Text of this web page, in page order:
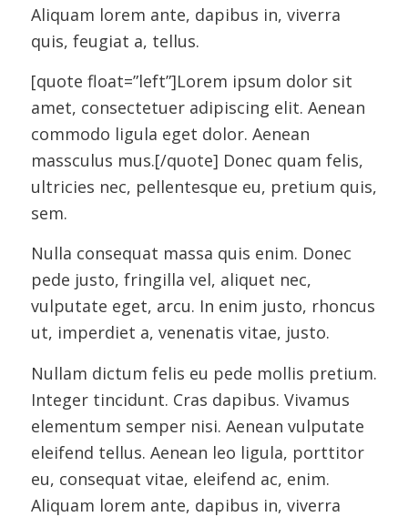
Aliquam lorem ante, dapibus in, viverra
quis, feugiat a, tellus.
[quote float=”left”]Lorem ipsum dolor sit
amet, consectetuer adipiscing elit. Aenean
commodo ligula eget dolor. Aenean
massculus mus.[/quote] Donec quam felis,
ultricies nec, pellentesque eu, pretium quis,
sem.
Nulla consequat massa quis enim. Donec
pede justo, fringilla vel, aliquet nec,
vulputate eget, arcu. In enim justo, rhoncus
ut, imperdiet a, venenatis vitae, justo.
Nullam dictum felis eu pede mollis pretium.
Integer tincidunt. Cras dapibus. Vivamus
elementum semper nisi. Aenean vulputate
eleifend tellus. Aenean leo ligula, porttitor
eu, consequat vitae, eleifend ac, enim.
Aliquam lorem ante, dapibus in, viverra